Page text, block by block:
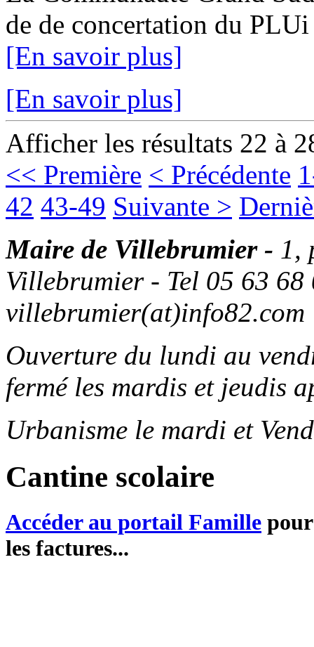
de de concertation du
[En savoir plus]
[En savoir plus]
Afficher les résultats 22 à
<< Première < Précédente
42 43-49 Suivante >
Maire de Villebrumier - 1,
Villebrumier - Tel 05 63
villebrumier(at)info82.com
Ouverture du lundi au
fermé les mardis et jeudis
Urbanisme le mardi et
Cantine scolaire
Accéder au portail Famille
les factures...